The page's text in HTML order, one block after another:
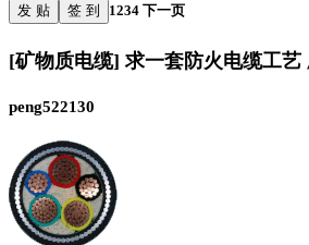
发 贴 签 到 1234 下一页
[矿物质电缆] 求一套防火电缆工艺
peng522130